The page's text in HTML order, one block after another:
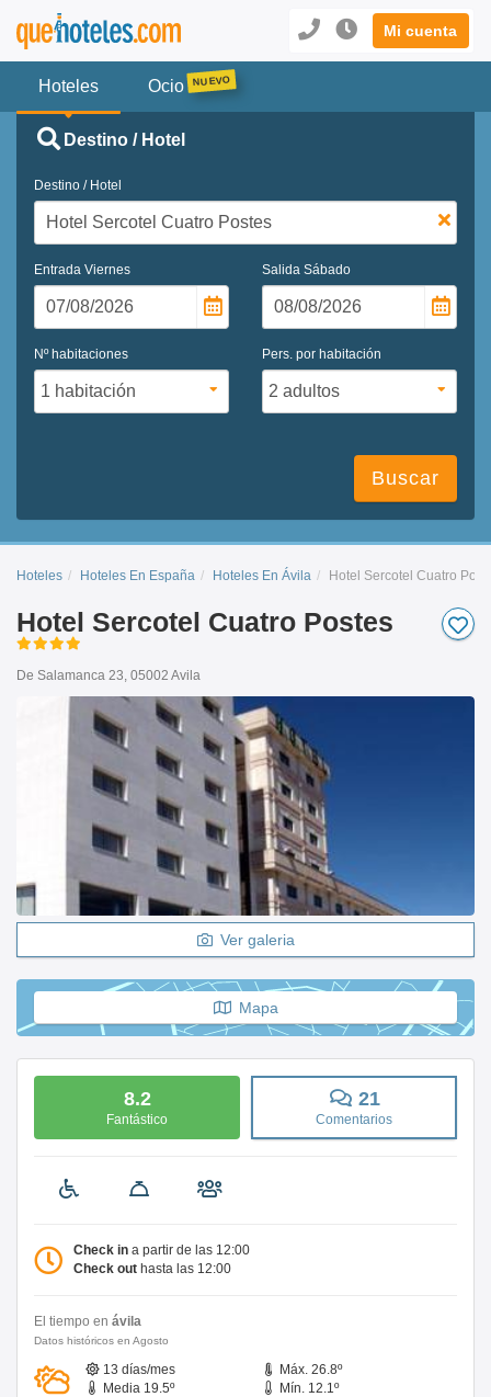
Mi cuenta
Hoteles Ocio
Destino / Hotel
Destino / Hotel
Entrada Viernes Salida Sábado
Nº habitaciones Pers. por habitación
Buscar
Hoteles Hoteles En España Hoteles En Ávila Hotel Sercotel Cuatro
Hotel Sercotel Cuatro Postes
De Salamanca 23, 05002 Avila
Ver galeria
Mapa
8.2
Fantástico
21
Comentarios
Check in a partir de las 12:00
Check out hasta las 12:00
El tiempo en ávila
Datos históricos en Agosto
13 días/mes
Máx. 26.8º
Media 19.5º
Mín. 12.1º